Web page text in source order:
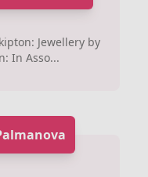
Jewellery by
In Asso...